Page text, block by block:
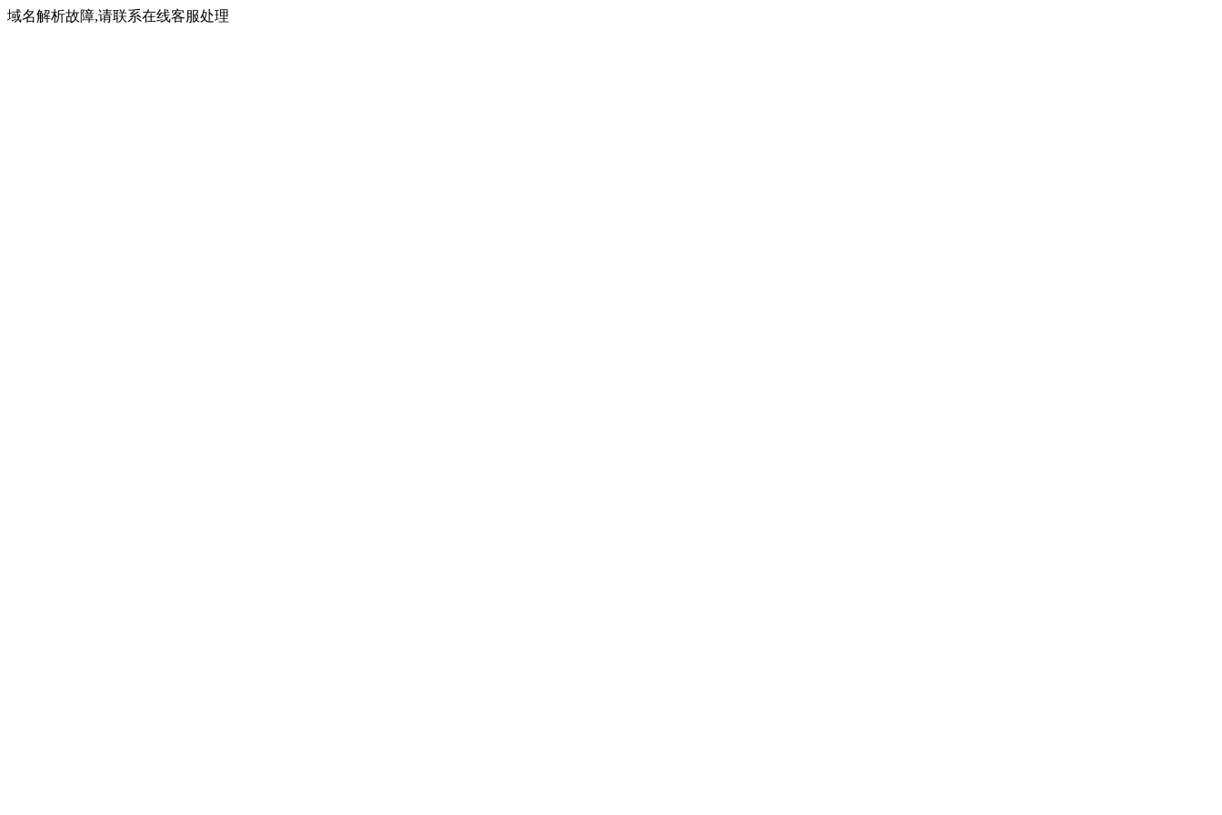
域名解析故障,请联系在线客服处理